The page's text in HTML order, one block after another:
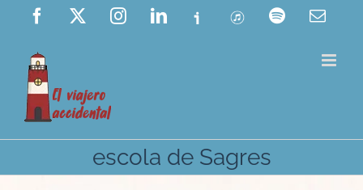
Saltar
contenido
Facebook InstagramLinkedIn
Ivoox ITunes Spotify
escola de Sagres